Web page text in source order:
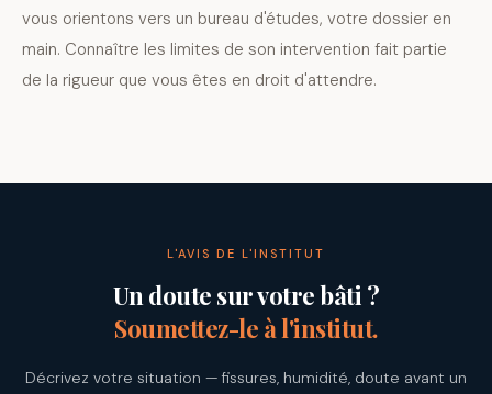
vous orientons vers un bureau d'études, votre dossier en
main. Connaître les limites de son intervention fait partie
de la rigueur que vous êtes en droit d'attendre.
L'AVIS DE L'INSTITUT
Un doute sur votre bâti ?
Soumettez-le à l'institut.
Décrivez votre situation — fissures, humidité, doute avant un